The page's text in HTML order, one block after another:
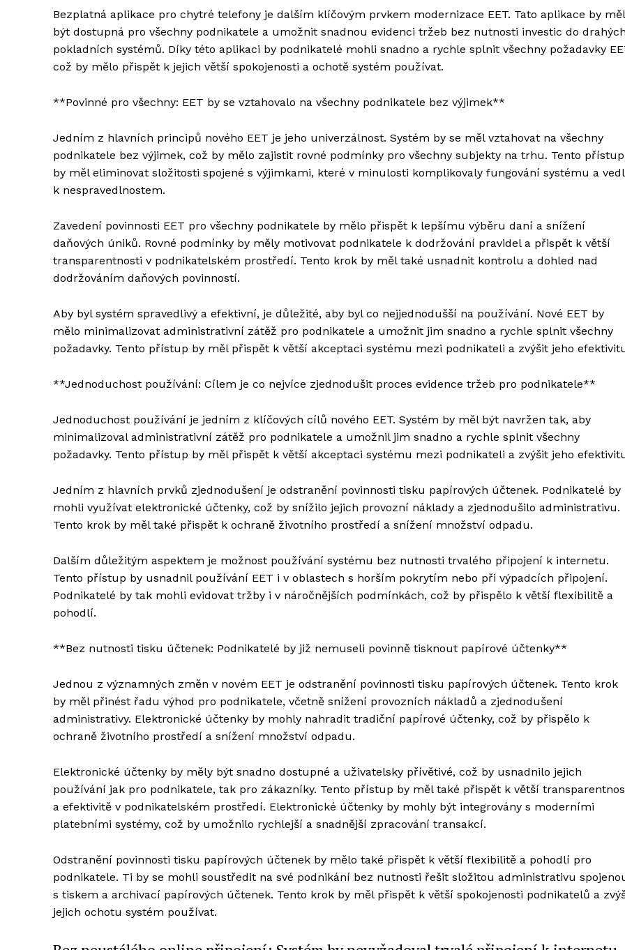
Bezplatná aplikace pro chytré telefony je dalším klíčovým prvkem modernizace EET. Tato aplikace by
být dostupná pro všechny podnikatele a umožnit snadnou evidenci tržeb bez nutnosti investic do drahých
pokladních systémů. Díky této aplikaci by podnikatelé mohli snadno a rychle splnit všechny požadavky
což by mělo přispět k jejich větší spokojenosti a ochotě systém používat.
**Povinné pro všechny: EET by se vztahovalo na všechny podnikatele bez výjimek**
Jedním z hlavních principů nového EET je jeho univerzálnost. Systém by se měl vztahovat na všechny
podnikatele bez výjimek, což by mělo zajistit rovné podmínky pro všechny subjekty na trhu. Tento přístup
by měl eliminovat složitosti spojené s výjimkami, které v minulosti komplikovaly fungování systému a
k nespravedlnostem.
Zavedení povinnosti EET pro všechny podnikatele by mělo přispět k lepšímu výběru daní a snížení
daňových úniků. Rovné podmínky by měly motivovat podnikatele k dodržování pravidel a přispět k větší
transparentnosti v podnikatelském prostředí. Tento krok by měl také usnadnit kontrolu a dohled nad
dodržováním daňových povinností.
Aby byl systém spravedlivý a efektivní, je důležité, aby byl co nejjednodušší na používání. Nové EET by
mělo minimalizovat administrativní zátěž pro podnikatele a umožnit jim snadno a rychle splnit všechny
požadavky. Tento přístup by měl přispět k větší akceptaci systému mezi podnikateli a zvýšit jeho
**Jednoduchost používání: Cílem je co nejvíce zjednodušit proces evidence tržeb pro podnikatele**
Jednoduchost používání je jedním z klíčových cílů nového EET. Systém by měl být navržen tak, aby
minimalizoval administrativní zátěž pro podnikatele a umožnil jim snadno a rychle splnit všechny
požadavky. Tento přístup by měl přispět k větší akceptaci systému mezi podnikateli a zvýšit jeho
Jedním z hlavních prvků zjednodušení je odstranění povinnosti tisku papírových účtenek. Podnikatelé by
mohli využívat elektronické účtenky, což by snížilo jejich provozní náklady a zjednodušilo administrativu.
Tento krok by měl také přispět k ochraně životního prostředí a snížení množství odpadu.
Dalším důležitým aspektem je možnost používání systému bez nutnosti trvalého připojení k internetu.
Tento přístup by usnadnil používání EET i v oblastech s horším pokrytím nebo při výpadcích připojení.
Podnikatelé by tak mohli evidovat tržby i v náročnějších podmínkách, což by přispělo k větší flexibilitě a
pohodlí.
**Bez nutnosti tisku účtenek: Podnikatelé by již nemuseli povinně tisknout papírové účtenky**
Jednou z významných změn v novém EET je odstranění povinnosti tisku papírových účtenek. Tento krok
by měl přinést řadu výhod pro podnikatele, včetně snížení provozních nákladů a zjednodušení
administrativy. Elektronické účtenky by mohly nahradit tradiční papírové účtenky, což by přispělo k
ochraně životního prostředí a snížení množství odpadu.
Elektronické účtenky by měly být snadno dostupné a uživatelsky přívětivé, což by usnadnilo jejich
používání jak pro podnikatele, tak pro zákazníky. Tento přístup by měl také přispět k větší
a efektivitě v podnikatelském prostředí. Elektronické účtenky by mohly být integrovány s moderními
platebními systémy, což by umožnilo rychlejší a snadnější zpracování transakcí.
Odstranění povinnosti tisku papírových účtenek by mělo také přispět k větší flexibilitě a pohodlí pro
podnikatele. Ti by se mohli soustředit na své podnikání bez nutnosti řešit složitou administrativu
s tiskem a archivací papírových účtenek. Tento krok by měl přispět k větší spokojenosti podnikatelů a
jejich ochotu systém používat.